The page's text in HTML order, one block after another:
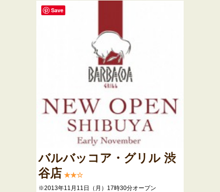
バルバッコア・グリル 渋
谷店 ★★☆
※2013年11月11日（月）17時30分オープン
Save